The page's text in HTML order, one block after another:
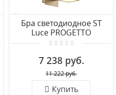
Бра светодиодное ST
Luce PROGETTO
SL815.201.01
7 238 руб.
11 222 руб.
Купить